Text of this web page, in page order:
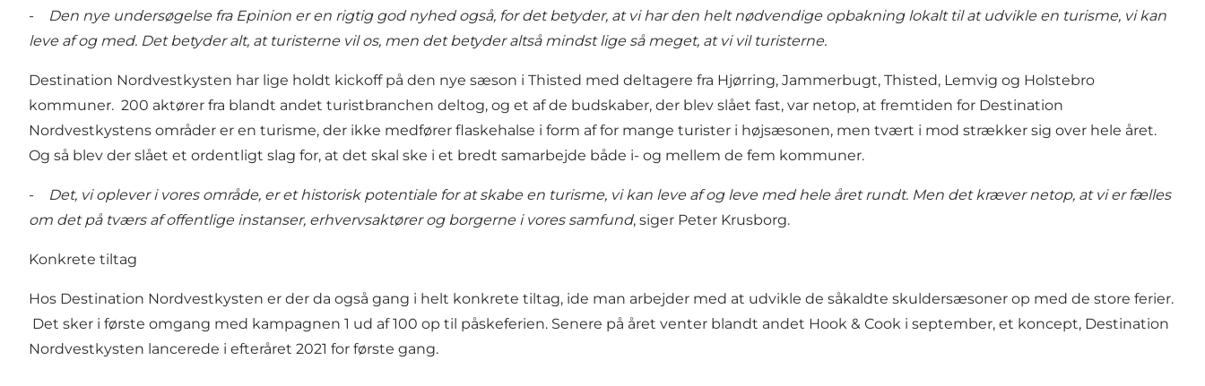
-
Den nye undersøgelse fra Epinion er en rigtig god nyhed også, for det betyder, at vi har den helt nødvendige opbakning lokalt til at udvikle en turisme, vi kan
leve af og med. Det betyder alt, at turisterne vil os, men det betyder altså mindst lige så meget, at vi vil turisterne.
Destination Nordvestkysten har lige holdt kickoff på den nye sæson i Thisted med deltagere fra Hjørring, Jammerbugt, Thisted, Lemvig og Holstebro
kommuner. 200 aktører fra blandt andet turistbranchen deltog, og et af de budskaber, der blev slået fast, var netop, at fremtiden for Destination
Nordvestkystens områder er en turisme, der ikke medfører flaskehalse i form af for mange turister i højsæsonen, men tvært i mod strækker sig over hele året.
Og så blev der slået et ordentligt slag for, at det skal ske i et bredt samarbejde både i- og mellem de fem kommuner.
-
Det, vi oplever i vores område, er et historisk potentiale for at skabe en turisme, vi kan leve af og leve med hele året rundt. Men det kræver netop, at vi er fælles
om det på tværs af offentlige instanser, erhvervsaktører og borgerne i vores samfund, siger Peter Krusborg.
Konkrete tiltag
Hos Destination Nordvestkysten er der da også gang i helt konkrete tiltag, ide man arbejder med at udvikle de såkaldte skuldersæsoner op med de store ferier.
Det sker i første omgang med kampagnen 1 ud af 100 op til påskeferien. Senere på året venter blandt andet Hook & Cook i september, et koncept, Destination
Nordvestkysten lancerede i efteråret 2021 for første gang.